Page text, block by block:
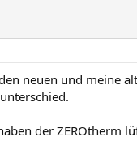
neuen und meine
der ZEROtherm